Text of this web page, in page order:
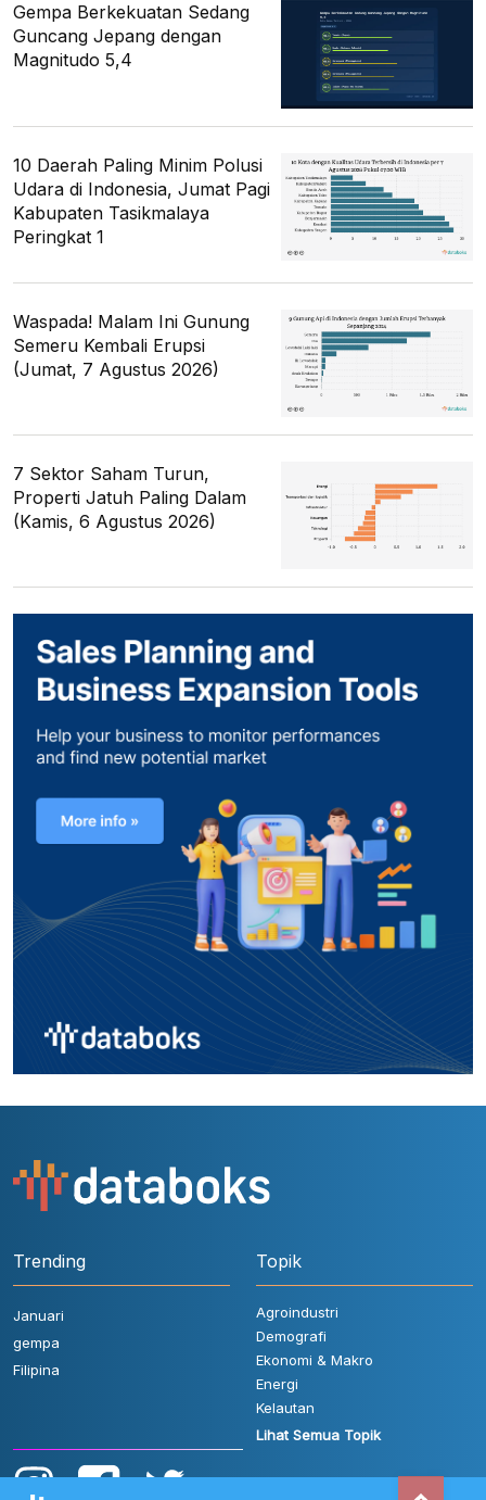
Gempa Berkekuatan Sedang
Guncang Jepang dengan
Magnitudo 5,4
10 Daerah Paling Minim Polusi
Udara di Indonesia, Jumat Pagi
Kabupaten Tasikmalaya
Peringkat 1
Waspada! Malam Ini Gunung
Semeru Kembali Erupsi
(Jumat, 7 Agustus 2026)
7 Sektor Saham Turun,
Properti Jatuh Paling Dalam
(Kamis, 6 Agustus 2026)
Trending
Januari
gempa
Filipina
Topik
Agroindustri
Demografi
Ekonomi & Makro
Energi
Kelautan
Lihat Semua Topik